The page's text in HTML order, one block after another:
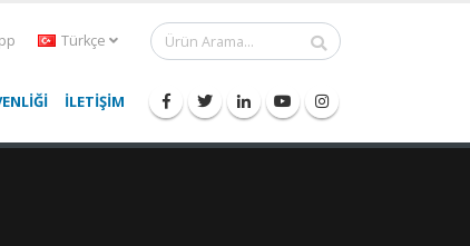
Türkçe
İLETİŞİM